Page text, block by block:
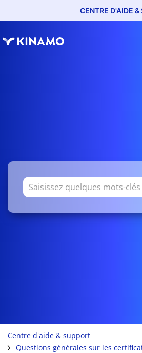
CENTRE D'AIDE &
Centre d'aide & support
Questions générales sur les